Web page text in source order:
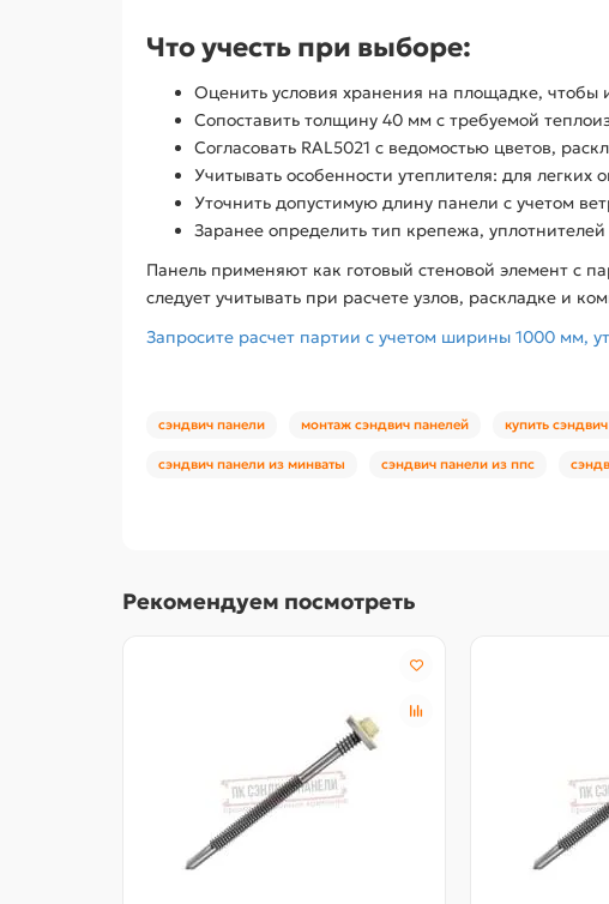
Что учесть при выборе:
Оценить условия хранения на площадке,
Сопоставить толщину 40 мм с требуемой
Согласовать RAL5021 с ведомостью цветов,
Учитывать особенности утеплителя: для
Уточнить допустимую длину панели с учетом
Заранее определить тип крепежа,
Панель применяют как готовый стеновой элемент с
следует учитывать при расчете узлов, раскладке и
Запросите расчет партии с учетом ширины 1000 мм,
сэндвич панели монтаж сэндвич панелей купить
сэндвич панели из минваты сэндвич панели из ппс
Рекомендуем посмотреть